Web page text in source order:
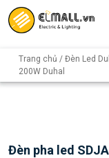
Trang chủ / Đèn Led
200W Duhal
Đèn pha led